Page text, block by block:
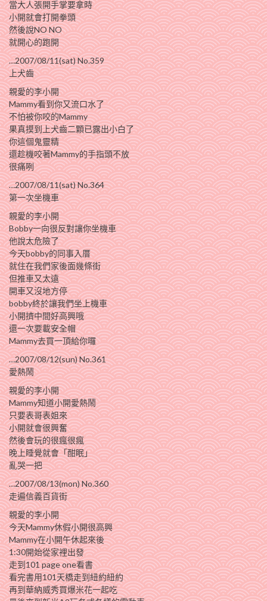
當大人張開手掌要拿時
小開就會打開拳頭
然後說NO NO
就開心的跑開
…2007/08/11(sat) No.359
上犬齒
親愛的李小開
Mammy看到你又流口水了
不怕被你咬的Mammy
果真摸到上犬齒二顆已露出小白了
你這個鬼靈精
還趁機咬著Mammy的手指頭不放
很痛咧
…2007/08/11(sat) No.364
第一次坐機車
親愛的李小開
Bobby一向很反對讓你坐機車
他說太危險了
今天bobby的同事入厝
就住在我們家後面幾條街
但推車又太遠
開車又沒地方停
bobby終於讓我們坐上機車
小開擠中間好高興哦
還一次要載安全帽
Mammy去買一頂給你囉
…2007/08/12(sun) No.361
愛熱鬧
親愛的李小開
Mammy知道小開愛熱鬧
只要表哥表姐來
小開就會很興奮
然後會玩的很瘋很瘋
晚上睡覺就會「酣眠」
亂哭一把
…2007/08/13(mon) No.360
走遍信義百貨街
親愛的李小開
今天Mammy休假小開很高興
Mammy在小開午休起來後
1:30開始從家裡出發
走到101 page one看書
看完書用101天橋走到紐約紐約
再到華納威秀買爆米花一起吃